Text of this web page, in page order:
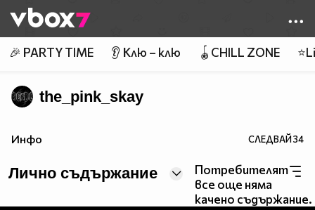
👾
🎉 PARTY TIME 👂 Клю – клю 🪀CHILL ZONE
the_pink_skay
Инфо СЛЕДВАЙ34
Лично съдържание
Потребителят
все още няма
качено съдържание.